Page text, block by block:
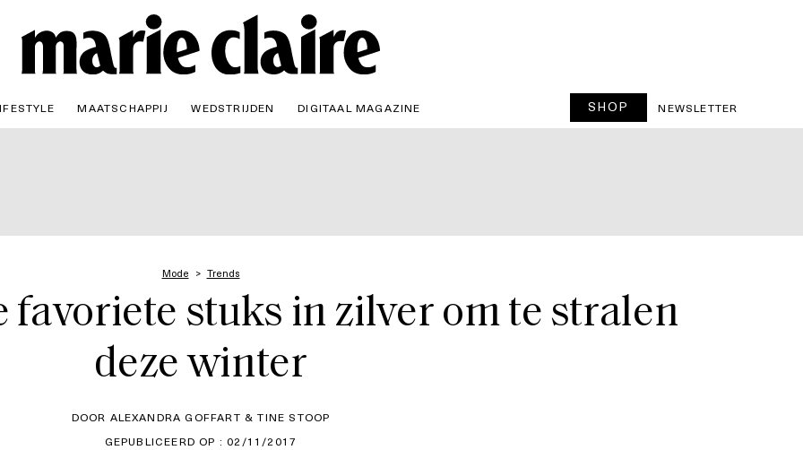
MAATSCHAPPIJ WEDSTRIJDEN DIGITAAL MAGAZINE SHOP NEWSLETTER
Mode Trends
favoriete stuks in zilver om te stralen
deze winter
DOOR ALEXANDRA GOFFART & TINE STOOP
GEPUBLICEERD OP : 02/11/2017